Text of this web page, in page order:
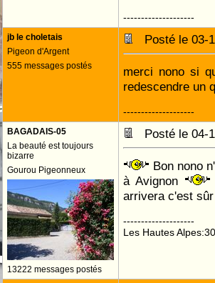
--------------------
jb le choletais
Pigeon d'Argent
555 messages postés
Posté le 03-
merci nono si
redescendre un
--------------------
BAGADAIS-05
La beauté est toujours
bizarre
Gourou Pigeonneux
13222 messages postés
Posté le 04-
Bon nono
à Avignon
arrivera c'est sûr
--------------------
Les Hautes